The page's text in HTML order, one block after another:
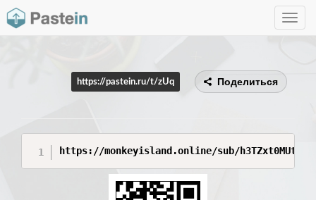
Toggle
https://pastein.ru/t/zUq Поделиться
https://monkeyisland.online/sub/